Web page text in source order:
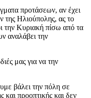
προτάσεων, αν έχει
της Ηλιούπολης, ας το
την Κυριακή πίσω από τα
αναλάβει την
μας για να την
βάλει την πόλη σε
προοπτικής και δεν